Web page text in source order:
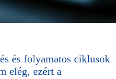
és folyamatos ciklusok
elég, ezért a